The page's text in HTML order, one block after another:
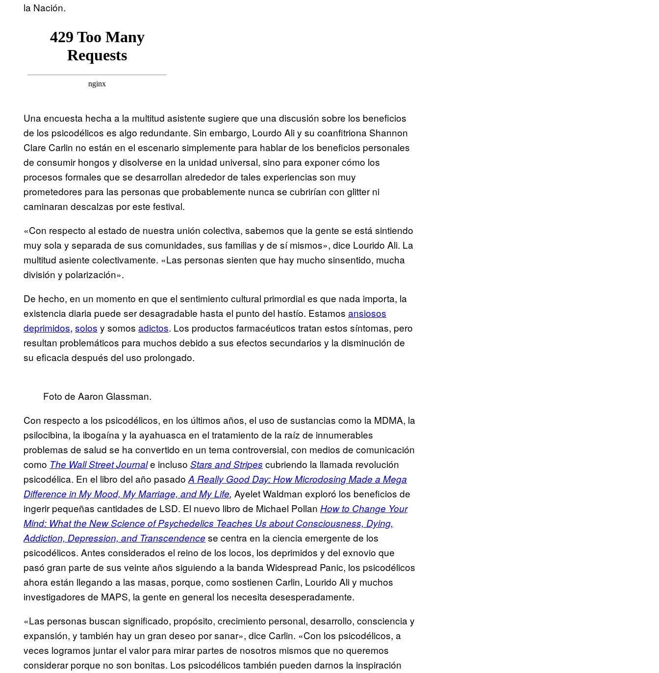
la Nación.
Una encuesta hecha a la multitud asistente sugiere que una discusión sobre los beneficios
de los psicodélicos es algo redundante. Sin embargo, Lourdo Ali y su coanfitriona Shannon
Clare Carlin no están en el escenario simplemente para hablar de los beneficios personales
de consumir hongos y disolverse en la unidad universal, sino para exponer cómo los
procesos formales que se desarrollan alrededor de tales experiencias son muy
prometedores para las personas que probablemente nunca se cubrirían con glitter ni
caminaran descalzas por este festival.
«Con respecto al estado de nuestra unión colectiva, sabemos que la gente se está sintiendo
muy sola y separada de sus comunidades, sus familias y de sí mismos», dice Lourido Ali. La
multitud asiente colectivamente. «Las personas sienten que hay mucho sinsentido, mucha
división y polarización».
De hecho, en un momento en que el sentimiento cultural primordial es que nada importa, la
existencia diaria puede ser desagradable hasta el punto del hastío. Estamos ansiosos
deprimidos, solos y somos adictos. Los productos farmacéuticos tratan estos síntomas, pero
resultan problemáticos para muchos debido a sus efectos secundarios y la disminución de
su eficacia después del uso prolongado.
Foto de Aaron Glassman.
Con respecto a los psicodélicos, en los últimos años, el uso de sustancias como la MDMA, la
psilocibina, la ibogaína y la ayahuasca en el tratamiento de la raíz de innumerables
problemas de salud se ha convertido en un tema controversial, con medios de comunicación
como The Wall Street Journale incluso Stars and Stripes cubriendo la llamada revolución
psicodélica. En el libro del año pasado A Really Good Day:How Microdosing Made a Mega
Difference in My Mood, My Marriage, and My Life, Ayelet Waldman exploró los beneficios de
ingerir pequeñas cantidades de LSD. El nuevo libro de Michael Pollan How to Change Your
Mind: What the New Science of Psychedelics Teaches Us about Consciousness, Dying,
Addiction, Depression, and Transcendence se centra en la ciencia emergente de los
psicodélicos. Antes considerados el reino de los locos, los deprimidos y del exnovio que
pasó gran parte de sus veinte años siguiendo a la banda Widespread Panic, los psicodélicos
ahora están llegando a las masas, porque, como sostienen Carlin, Lourido Ali y muchos
investigadores de MAPS, la gente en general los necesita desesperadamente.
«Las personas buscan significado, propósito, crecimiento personal, desarrollo, consciencia y
expansión, y también hay un gran deseo por sanar», dice Carlin. «Con los psicodélicos, a
veces logramos juntar el valor para mirar partes de nosotros mismos que no queremos
considerar porque no son bonitas. Los psicodélicos también pueden darnos la inspiración